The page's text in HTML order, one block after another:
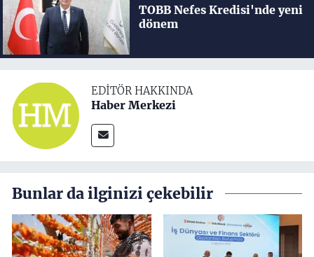
TOBB Nefes Kredisi'nde yeni
dönem
EDITÖR HAKKINDA
Haber Merkezi
Bunlar da ilginizi çekebilir